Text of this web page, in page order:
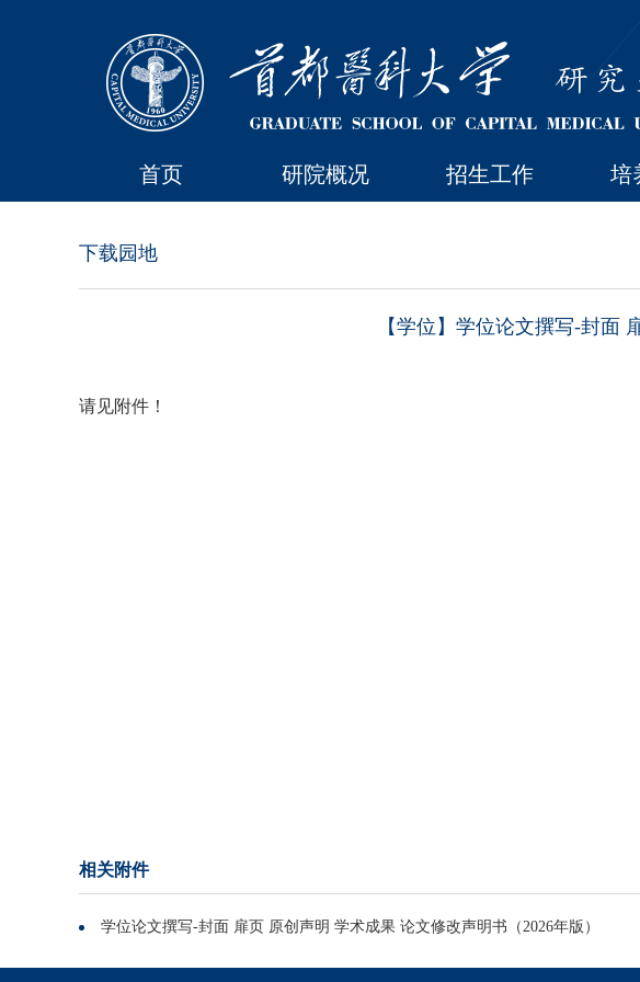
首页 研院概况 招生工作 培
下载园地
【学位】学位论文撰写-封面
请见附件！
相关附件
学位论文撰写-封面 扉页 原创声明 学术成果 论文修改声明书（2026年版）